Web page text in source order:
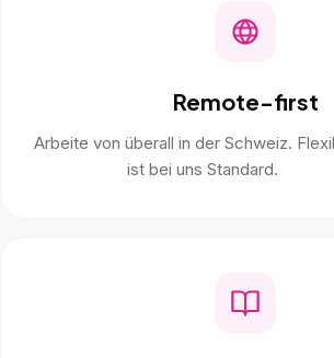
Remote-first
Arbeite von überall in der Schweiz.
ist bei uns Standard.